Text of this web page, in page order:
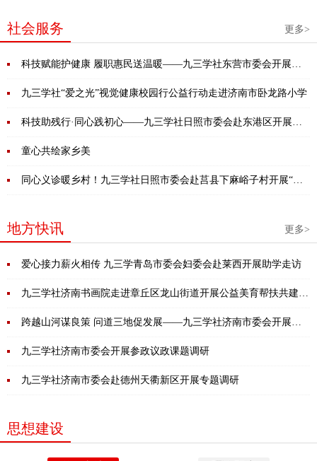
更多>
社会服务
科技赋能护健康 履职惠民送温暖——九三学社东营市委会开展公
益体检暨名医义诊活动
九三学社“爱之光”视觉健康校园行公益行动走进济南市卧龙路小学
科技助残行·同心践初心——九三学社日照市委会赴东港区开展助
残专项活动
童心共绘家乡美
同心义诊暖乡村！九三学社日照市委会赴莒县下麻峪子村开展“同
更多>
地方快讯
爱心接力薪火相传 九三学青岛市委会妇委会赴莱西开展助学走访
九三学社济南书画院走进章丘区龙山街道开展公益美育帮扶共建活
动 跨越山河谋良策 问道三地促发展——九三学社济南市委会开展重
点课题调研
九三学社济南市委会开展参政议政课题调研
九三学社济南市委会赴德州天衢新区开展专题调研
思想建设